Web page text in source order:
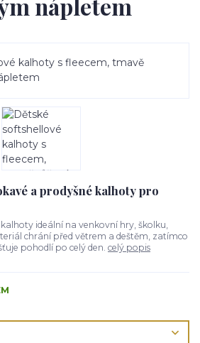
nápletem
a prodyšné kalhoty pro
ideální na venkovní hry, školku,
chrání před větrem a deštěm, zatímco
pohodlí po celý den. celý popis